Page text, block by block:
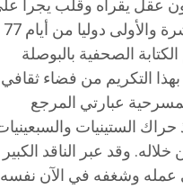
عقل يقرأه وقلب يجرأ
قول الحقيقة. واستهل معز الڨديري قائمة تكريمات الدورة الثانية عشرة والأولى دوليا من أيام 77
الصحفية بالبوصلة
التكريم من فضاء ثقافي
التكوين والتغيير وتنمية الوعي.وأردف رئيس أيام 77 المسرحية عبارتي المرجع
الستينيات
وقد عبر الناقد الكبير
عمله وشغفه في الآن